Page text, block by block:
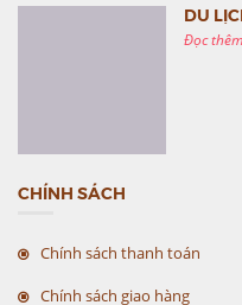
Đọc
CHÍNH SÁCH
Chính sách thanh toán
Chính sách giao hàng